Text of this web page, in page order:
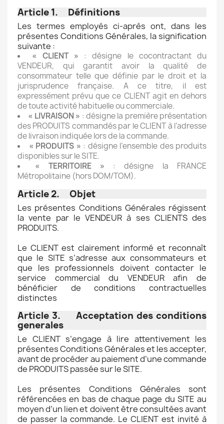
Article 1. Définitions
Les termes employés ci-après ont, dans les
présentes Conditions Générales, la signification
suivante :
« CLIENT » : désigne le cocontractant du
VENDEUR, qui garantit avoir la qualité de
consommateur telle que définie par le droit et la
jurisprudence française. A ce titre, il est
expressément prévu que ce CLIENT agit en dehors
de toute activité habituelle ou commerciale.
« LIVRAISON » : désigne la première présentation
des PRODUITS commandés par le CLIENT à l’adresse
de livraison indiquée lors de la commande.
« PRODUITS » : désigne l’ensemble des produits
disponibles sur le SITE.
« TERRITOIRE » : désigne la FRANCE
Métropolitaine (hors DOM/TOM).
Article 2. Objet
Les présentes Conditions Générales régissent
la vente par le VENDEUR à ses CLIENTS des
PRODUITS.
Le CLIENT est clairement informé et reconnaît
que le SITE s’adresse aux consommateurs et
que les professionnels doivent contacter le
service commercial du VENDEUR afin de
bénéficier de conditions contractuelles
distinctes
Article 3. Acceptation des conditions
generales
Le CLIENT s’engage à lire attentivement les
présentes Conditions Générales et les accepter,
avant de procéder au paiement d’une commande
de PRODUITS passée sur le SITE.
Les présentes Conditions Générales sont
référencées en bas de chaque page du SITE au
moyen d’un lien et doivent être consultées avant
de passer la commande. Le CLIENT est invité à